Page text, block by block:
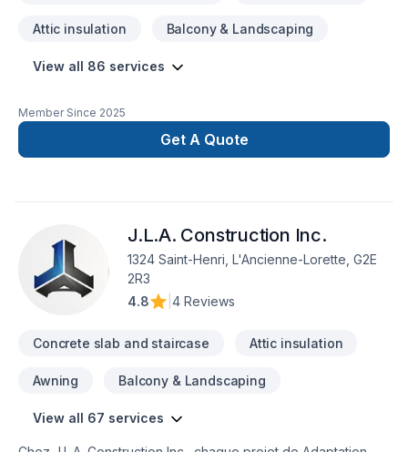
Attic insulation Balcony & Landscaping
View all 86 services
Member Since 2025
Get A Quote
J.L.A. Construction Inc.
1324 Saint-Henri, L'Ancienne-Lorette, G2E
2R3
4.8
4 Reviews
Concrete slab and staircase Attic insulation
Awning Balcony & Landscaping
View all 67 services